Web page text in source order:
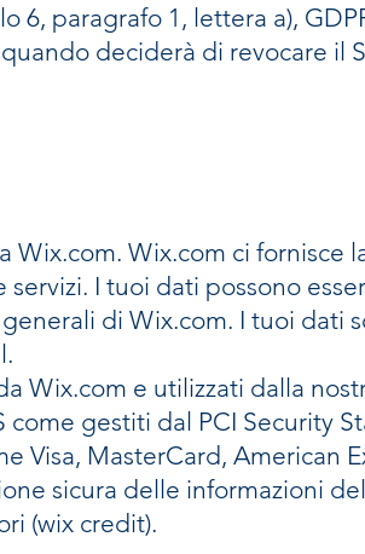
6, paragrafo 1, lettera a),
deciderà di revocare il
Wix.com. Wix.com ci fornisce
I tuoi dati possono
di Wix.com. I tuoi dati
Wix.com e utilizzati dalla
gestiti dal PCI Security
MasterCard, American
sicura delle informazioni
(wix credit).